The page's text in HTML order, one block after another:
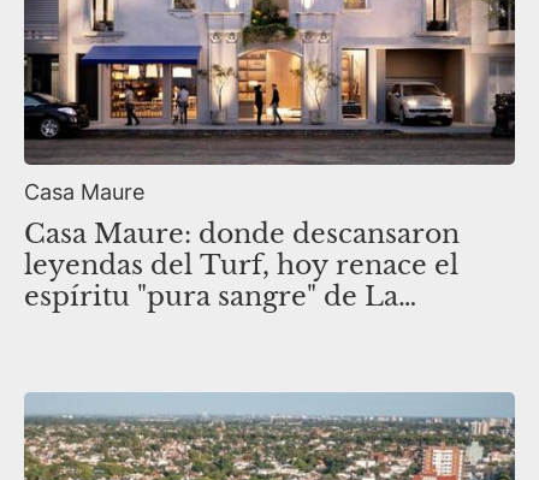
Casa Maure
Casa Maure: donde descansaron
leyendas del Turf, hoy renace el
espíritu "pura sangre" de La